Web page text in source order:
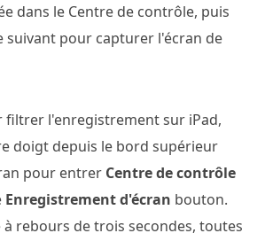
dans le Centre de contrôle, puis
suivant pour capturer l'écran de
filtrer l'enregistrement sur iPad,
doigt depuis le bord supérieur
pour entrer Centre de contrôle
Enregistrement d'écran bouton.
rebours de trois secondes, toutes